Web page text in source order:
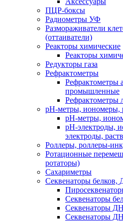
ПЦР-боксы
Радиометры УФ
Размораживатели
(оттаиватели)
Реакторы химические
Реакторы
Редукторы газа
Рефрактометры
Рефрактометры
промышленные
Рефрактометры
рН-метры, иономеры,
рН-метры,
рН-электроды,
электроды,
Роллеры, роллеры-
Ротационные
ротаторы)
Сахариметры
Секвенаторы
Секвенаторы
Секвенаторы
Секвенаторы